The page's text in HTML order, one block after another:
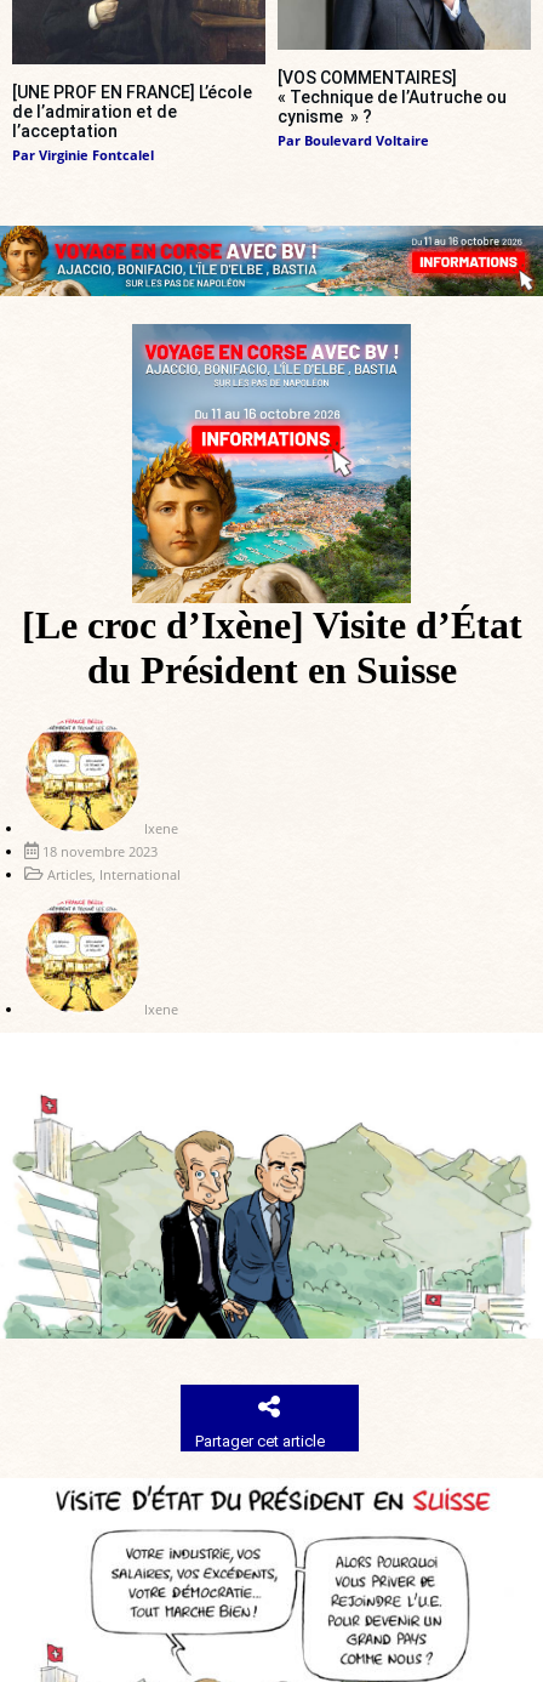
[UNE PROF EN FRANCE] L’école
de l’admiration et de
l’acceptation
Par Virginie Fontcalel
[VOS COMMENTAIRES]
« Technique de l’Autruche ou
cynisme » ?
Par Boulevard Voltaire
[Le croc d’Ixène] Visite d’État
du Président en Suisse
Ixene
18 novembre 2023
Articles, International
Ixene
Partager cet article